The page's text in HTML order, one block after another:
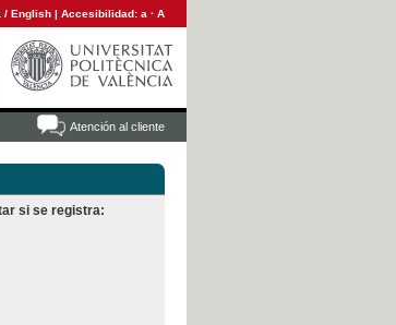
/ English | Accesibilidad: a · A
Atención al cliente
si se registra: